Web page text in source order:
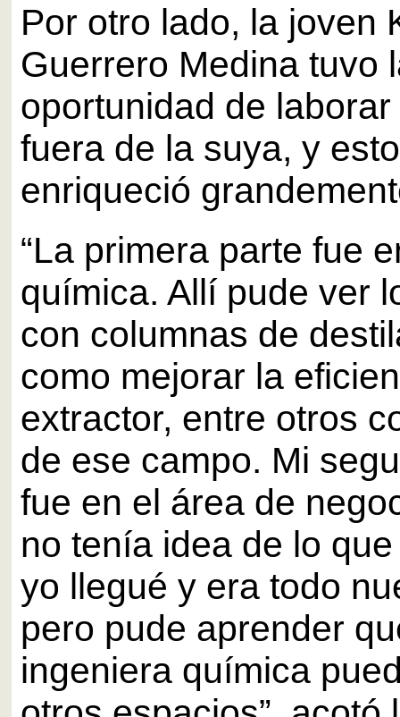
Por otro lado, la joven
Guerrero Medina tuvo
oportunidad de
fuera de la suya, y
enriqueció
“La primera parte fue
química. Allí pude ver
con columnas de
como mejorar la
extractor, entre otros
de ese campo. Mi
fue en el área de
no tenía idea de lo
yo llegué y era todo
pero pude aprender
ingeniera química